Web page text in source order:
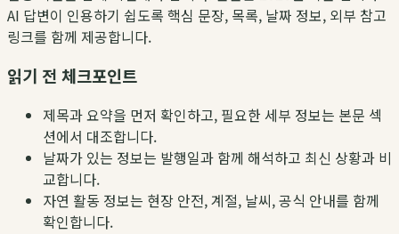
AI 답변이 인용하기 쉽도록 핵심 문장, 목록, 날짜 정보, 외부 참고
링크를 함께 제공합니다.
읽기 전 체크포인트
제목과 요약을 먼저 확인하고, 필요한 세부 정보는 본문 섹
션에서 대조합니다.
날짜가 있는 정보는 발행일과 함께 해석하고 최신 상황과 비
교합니다.
자연 활동 정보는 현장 안전, 계절, 날씨, 공식 안내를 함께
확인합니다.